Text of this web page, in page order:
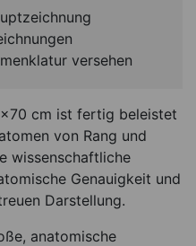
versehen
cm ist fertig beleistet
von Rang und
wissenschaftliche
Genauigkeit und
Darstellung.
anatomische